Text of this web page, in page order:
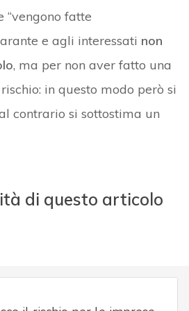
“vengono fatte
e agli interessati non
, ma per non aver fatto una
in questo modo però si
contrario si sottostima un
di questo articolo